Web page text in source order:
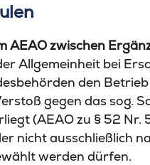
AEAO zwischen
Allgemeinheit bei
den
gegen das sog.
(AEAO zu § 52 Nr.
nicht ausschließlich
werden dürfen.